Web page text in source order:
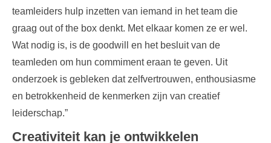
teamleiders hulp inzetten van iemand in het team die
graag out of the box denkt. Met elkaar komen ze er wel.
Wat nodig is, is de goodwill en het besluit van de
teamleden om hun commiment eraan te geven. Uit
onderzoek is gebleken dat zelfvertrouwen, enthousiasme
en betrokkenheid de kenmerken zijn van creatief
leiderschap.”
Creativiteit kan je ontwikkelen